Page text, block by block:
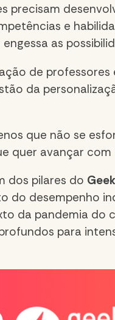
e
as
de
da
que não se
quer avançar
dos pilares do
do desempenho
da pandemia do
para